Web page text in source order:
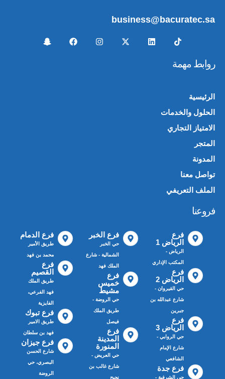
business@bacuratec.sa
روابط مهمة
الرئيسية
الحلول والخدمات
الامتياز التجاري
المتجر
المدونة
تواصل معنا
الملف التعريفي
فروعنا
فرع
الرياض 1
الرياض -
المكتب الإداري
فرع
الرياض 2
حي القيروان -
شارع عبدالله بن
جبرين
فرع
الرياض 3
حي الروابي -
شارع الإمام
الشافعي
فرع جدة
حي الشرفية -
فرع الخبر
حي الخبر
الشمالية - شارع
الملك فهد
فرع
خميس
مشيط
حي الروضة -
طريق الملك
فيصل
فرع
المدينة
المنورة
حي العريض -
شارع غالب بن
نجيح
فرع الدمام
طريق الأمير
محمد بن فهد
فرع
القصيم
طريق الملك
فهد الفرعي،
الفايزية
فرع تبوك
طريق الامير
فهد بن سلطان
فرع جيزان
شارع الحسن
البصري، حي
الروضة